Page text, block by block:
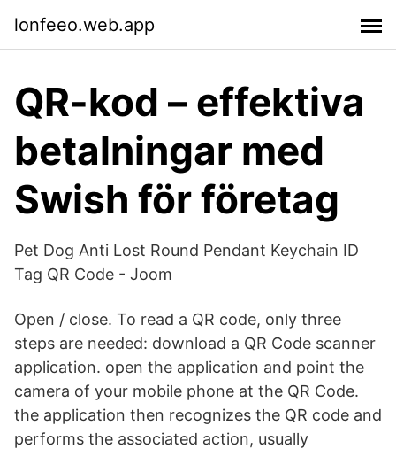
lonfeeo.web.app
QR-kod – effektiva
betalningar med
Swish för företag
Pet Dog Anti Lost Round Pendant Keychain ID
Tag QR Code - Joom
Open / close. To read a QR code, only three
steps are needed: download a QR Code scanner
application. open the application and point the
camera of your mobile phone at the QR Code.
the application then recognizes the QR code and
performs the associated action, usually